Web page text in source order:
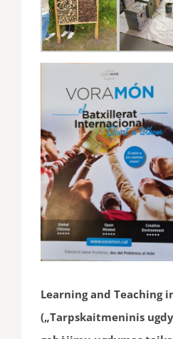
Learning and Teaching
(„Tarpskaitmeninis